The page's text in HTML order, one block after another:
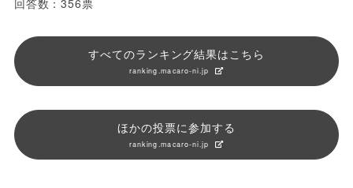
すべてのランキング結果はこちら
ranking.macaro-ni.jp
ほかの投票に参加する
ranking.macaro-ni.jp